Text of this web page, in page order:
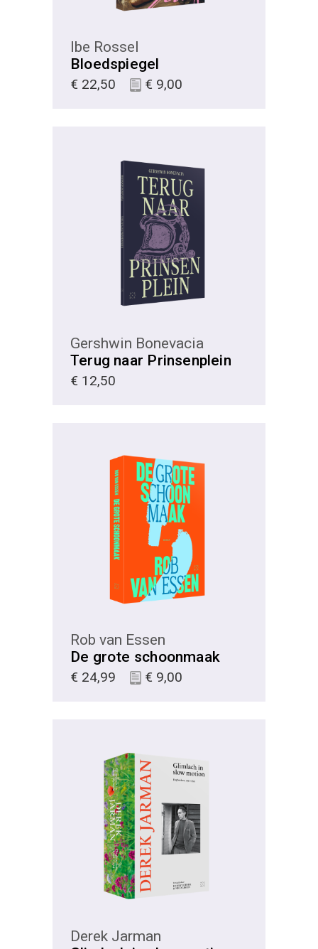
Ibe Rossel
Bloedspiegel
€ 22,50 € 9,00
KIES
Gershwin Bonevacia
Terug naar Prinsenplein
€ 12,50
KIES
Rob van Essen
De grote schoonmaak
€ 24,99 € 9,00
KIES
Derek Jarman